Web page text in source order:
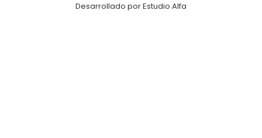
Desarrollado por Estudio Alfa